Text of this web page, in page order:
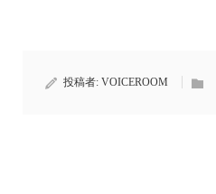
投稿者: VOICEROOM